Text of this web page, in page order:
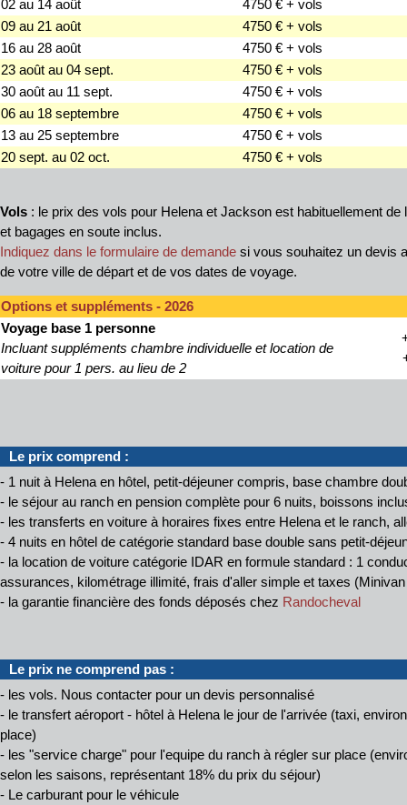
02 au 14 août 4750 € + vols
09 au 21 août
4750 € + vols
16 au 28 août
4750 € + vols
23 août au 04 sept.
4750 € + vols
30 août au 11 sept.
4750 € + vols
06 au 18 septembre
4750 € + vols
13 au 25 septembre
4750 € + vols
20 sept. au 02 oct.
4750 € + vols
Vols : le prix des vols pour Helena et Jackson est habituellement de
et bagages en soute inclus.
Indiquez dans le formulaire de demande si vous souhaitez un devis
de votre ville de départ et de vos dates de voyage.
Options et suppléments - 2026
Voyage base 1 personne
Incluant suppléments chambre individuelle et location de
voiture pour 1 pers. au lieu de 2
Le prix comprend :
- 1 nuit à Helena en hôtel, petit-déjeuner compris, base chambre
- le séjour au ranch en pension complète pour 6 nuits, boissons
- les transferts en voiture à horaires fixes entre Helena et le ranch,
- 4 nuits en hôtel de catégorie standard base double sans petit-
- la location de voiture catégorie IDAR en formule standard : 1
assurances, kilométrage illimité, frais d'aller simple et taxes
- la garantie financière des fonds déposés chez Randocheval
Le prix ne comprend pas :
- les vols. Nous contacter pour un devis personnalisé
- le transfert aéroport - hôtel à Helena le jour de l'arrivée (taxi,
place)
- les "service charge" pour l'equipe du ranch à régler sur place
selon les saisons, représentant 18% du prix du séjour)
- Le carburant pour le véhicule